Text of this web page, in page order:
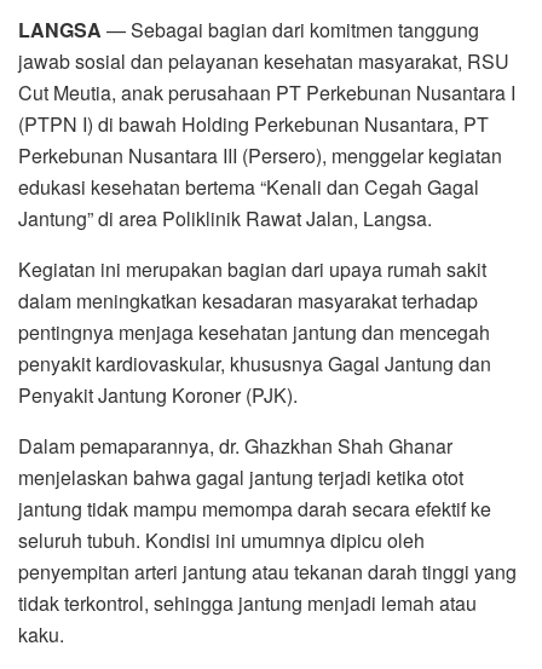
LANGSA — Sebagai bagian dari komitmen tanggung
jawab sosial dan pelayanan kesehatan masyarakat, RSU
Cut Meutia, anak perusahaan PT Perkebunan Nusantara I
(PTPN I) di bawah Holding Perkebunan Nusantara, PT
Perkebunan Nusantara III (Persero), menggelar kegiatan
edukasi kesehatan bertema “Kenali dan Cegah Gagal
Jantung” di area Poliklinik Rawat Jalan, Langsa.
Kegiatan ini merupakan bagian dari upaya rumah sakit
dalam meningkatkan kesadaran masyarakat terhadap
pentingnya menjaga kesehatan jantung dan mencegah
penyakit kardiovaskular, khususnya Gagal Jantung dan
Penyakit Jantung Koroner (PJK).
Dalam pemaparannya, dr. Ghazkhan Shah Ghanar
menjelaskan bahwa gagal jantung terjadi ketika otot
jantung tidak mampu memompa darah secara efektif ke
seluruh tubuh. Kondisi ini umumnya dipicu oleh
penyempitan arteri jantung atau tekanan darah tinggi yang
tidak terkontrol, sehingga jantung menjadi lemah atau
kaku.